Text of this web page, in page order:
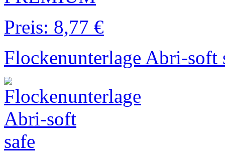
Preis: 8,77 €
Flockenunterlage Abri-soft